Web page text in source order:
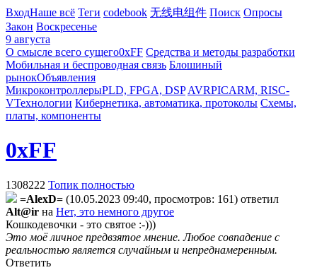
ВходНаше всё Теги codebook 无线电组件 Поиск Опросы
Закон Воскресенье
9 августа
О смысле всего сущего0xFF Средства и методы разработки
Мобильная и беспроводная связь Блошиный
рынокОбъявления
МикроконтроллерыPLD, FPGA, DSP AVRPICARM, RISC-
VТехнологии Кибернетика, автоматика, протоколы Схемы,
платы, компоненты
0xFF
1308222 Топик полностью
=AlexD= (10.05.2023 09:40, просмотров: 161) ответил
Alt@ir на Нет, это немного другое
Кошкодевочки - это святое :-)))
Это моё личное предвзятое мнение. Любое совпадение с
реальностью является случайным и непреднамеренным.
Ответить